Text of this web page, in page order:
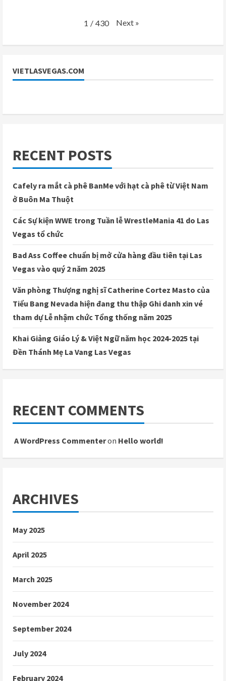
1 / 430 Next »
VIETLASVEGAS.COM
RECENT POSTS
Cafely ra mắt cà phê BanMe với hạt cà phê từ Việt Nam
ở Buôn Ma Thuột
Các Sự kiện WWE trong Tuần lễ WrestleMania 41 do Las
Vegas tổ chức
Bad Ass Coffee chuẩn bị mở cửa hàng đầu tiên tại Las
Vegas vào quý 2 năm 2025
Văn phòng Thượng nghị sĩ Catherine Cortez Masto của
Tiểu Bang Nevada hiện đang thu thập Ghi danh xin vé
tham dự Lễ nhậm chức Tổng thống năm 2025
Khai Giảng Giáo Lý & Việt Ngữ năm học 2024-2025 tại
Đền Thánh Mẹ La Vang Las Vegas
RECENT COMMENTS
A WordPress Commenteron Hello world!
ARCHIVES
May 2025
April 2025
March 2025
November 2024
September 2024
July 2024
February 2024